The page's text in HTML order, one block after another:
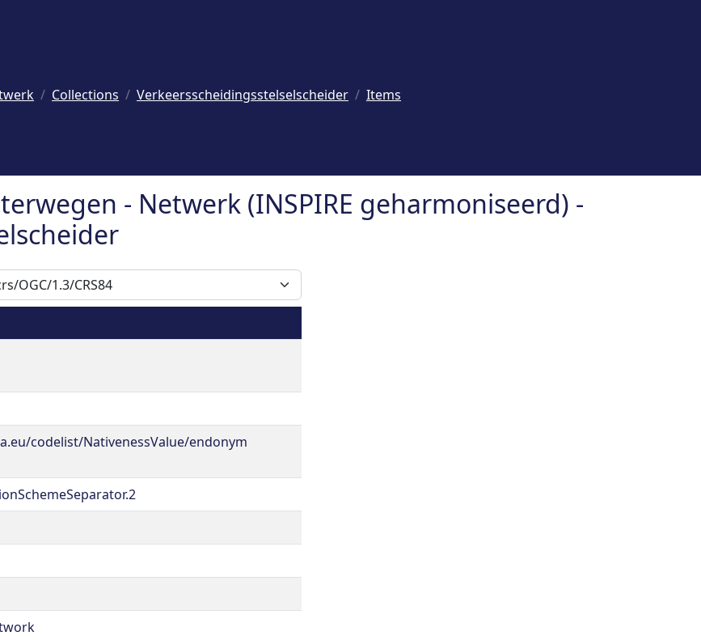
Collections Verkeersscheidingsstelselscheider
Items
- Netwerk (INSPIRE geharmoniseerd) -
codelist/NativenessValue/endonym